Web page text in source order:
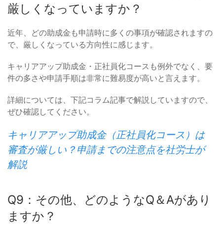
厳しくなっていますか？
近年、どの助成金も申請時に多くの事項が確認されますの
で、厳しくなっている方向性に感じます。
キャリアアップ助成金・正社員化コースも例外でなく、要
件の多さや申請手順は非常に難易度が高いと言えます。
詳細については、下記コラム記事で解説していますので、
ぜひ確認してください。
キャリアアップ助成金（正社員化コース）は
審査が厳しい？申請までの注意点を社労士が
解説
Q9：その他、どのようなQ＆Aがあり
ますか？